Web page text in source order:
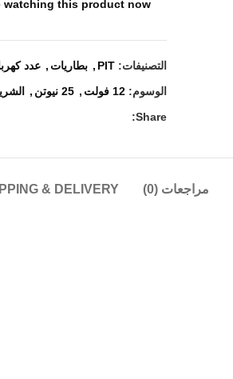
watching this product now!
التصنيفات: PIT
, بطاريات , عدد
الوسوم: 12 فولت , 25 نيوتن ,
Share:
مراجعات (0) & DELIVERY